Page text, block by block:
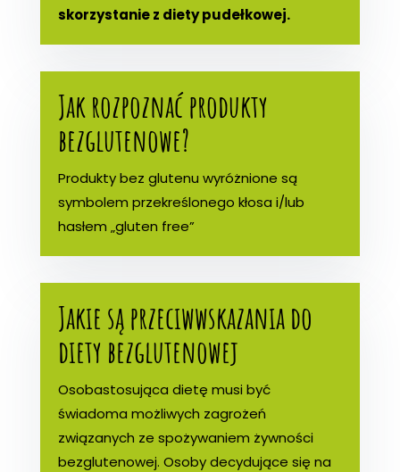
skorzystanie z diety pudełkowej.
Jak rozpoznać produkty
bezglutenowe?
Produkty bez glutenu wyróżnione są
symbolem przekreślonego kłosa i/lub
hasłem „gluten free”
Jakie są przeciwwskazania do
diety bezglutenowej
Osobastosująca dietę musi być
świadoma możliwych zagrożeń
związanych ze spożywaniem żywności
bezglutenowej. Osoby decydujące się na